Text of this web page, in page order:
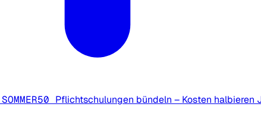
SOMMER50 Pflichtschulungen bündeln – Kosten halbieren